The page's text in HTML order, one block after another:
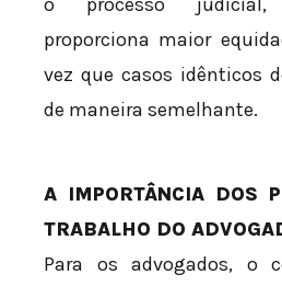
proporciona maior
vez que casos idênticos
de maneira semelhante.
A IMPORTÂNCIA DOS
TRABALHO DO
Para os advogados, o